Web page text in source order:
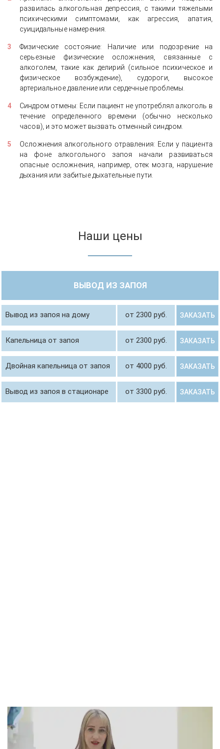
развилась алкогольная депрессия, с такими тяжелыми
психическими симптомами, как агрессия, апатия,
суицидальные намерения.
Физические состояние: Наличие или подозрение на
серьезные физические осложнения, связанные с
алкоголем, такие как делирий (сильное психическое и
физическое возбуждение), судороги, высокое
артериальное давление или сердечные проблемы.
Синдром отмены: Если пациент не употреблял алкоголь в
течение определенного времени (обычно несколько
часов), и это может вызвать отменный синдром.
Осложнения алкогольного отравления: Если у пациента
на фоне алкогольного запоя начали развиваться
опасные осложнения, например, отек мозга, нарушение
дыхания или забитые дыхательные пути.
Наши цены
ВЫВОД ИЗ ЗАПОЯ
Вывод из запоя на дому от 2300 руб. ЗАКАЗАТЬ
Капельница от запоя от 2300 руб. ЗАКАЗАТЬ
Двойная капельница от запоя от 4000 руб. ЗАКАЗАТЬ
Вывод из запоя в стационаре от 3300 руб. ЗАКАЗАТЬ